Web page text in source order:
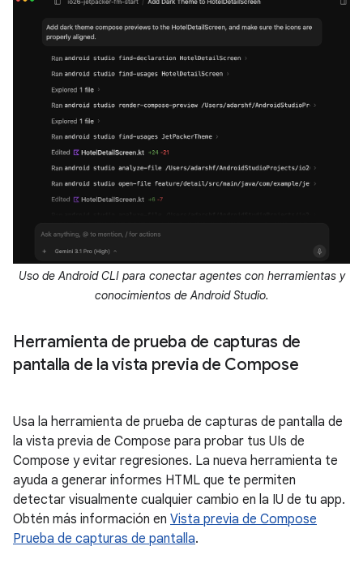
Uso de Android CLI para conectar agentes con herramientas y
conocimientos de Android Studio.
Herramienta de prueba de capturas de
pantalla de la vista previa de Compose
Usa la herramienta de prueba de capturas de pantalla de
la vista previa de Compose para probar tus UIs de
Compose y evitar regresiones. La nueva herramienta te
ayuda a generar informes HTML que te permiten
detectar visualmente cualquier cambio en la IU de tu app.
Obtén más información en Vista previa de Compose
Prueba de capturas de pantalla.